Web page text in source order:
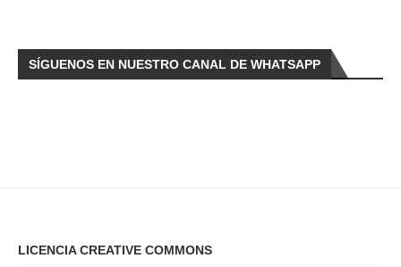
SÍGUENOS EN NUESTRO CANAL DE WHATSAPP
LICENCIA CREATIVE COMMONS